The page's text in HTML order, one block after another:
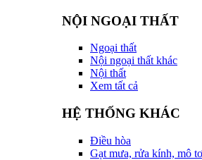
NỘI NGOẠI THẤT
Ngoại thất
Nội ngoại thất khác
Nội thất
Xem tất cả
HỆ THỐNG KHÁC
Điều hòa
Gạt mưa, rửa kính, mô